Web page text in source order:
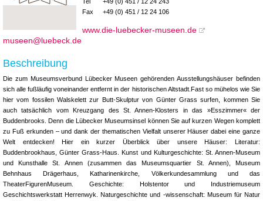
Fax
+49 (0) 451 / 12 24 106
www.die-luebecker-museen.de
museen@luebeck.de
Beschreibung
Die zum Museumsverbund Lübecker Museen gehörenden Ausstellungshäuser befinden
sich alle fußläufig voneinander entfernt in der historischen Altstadt.Fast so mühelos wie Sie
hier vom fossilen Walskelett zur Butt-Skulptur von Günter Grass surfen, kommen Sie
auch tatsächlich vom Kreuzgang des St. Annen-Klosters in das »Esszimmer« der
Buddenbrooks. Denn die Lübecker Museumsinsel können Sie auf kurzen Wegen komplett
zu Fuß erkunden – und dank der thematischen Vielfalt unserer Häuser dabei eine ganze
Welt entdecken! Hier ein kurzer Überblick über unsere Häuser: Literatur:
Buddenbrookhaus, Günter Grass-Haus. Kunst und Kulturgeschichte: St. Annen-Museum
und Kunsthalle St. Annen (zusammen das Museumsquartier St. Annen), Museum
Behnhaus Drägerhaus, Katharinenkirche, Völkerkundesammlung und das
TheaterFigurenMuseum. Geschichte: Holstentor und Industriemuseum
Geschichtswerkstatt Herrenwyk. Naturgeschichte und -wissenschaft: Museum für Natur